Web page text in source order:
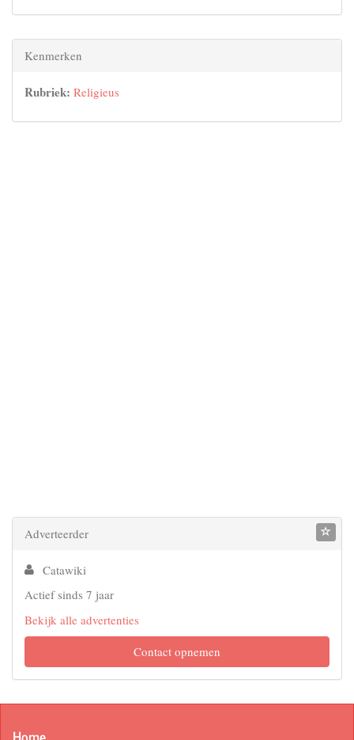
Kenmerken
Rubriek: Religieus
Adverteerder
Catawiki
Actief sinds 7 jaar
Bekijk alle advertenties
Contact opnemen